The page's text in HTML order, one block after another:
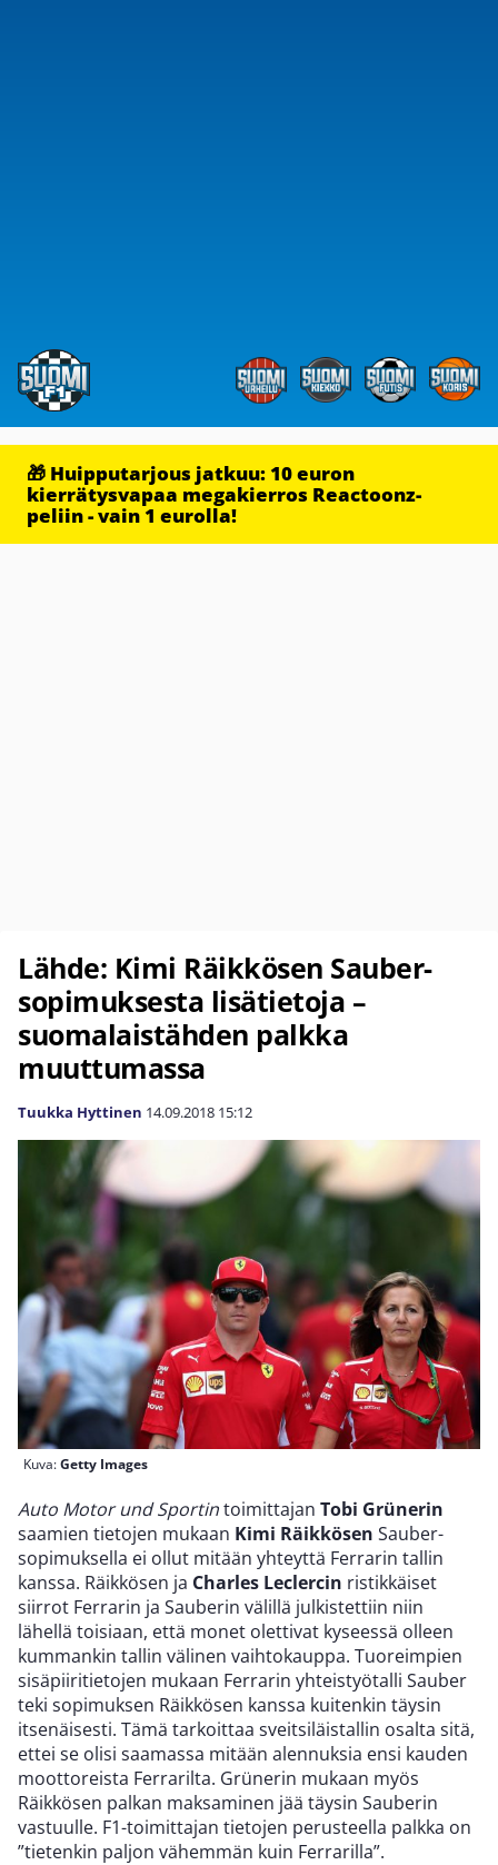
🎁 Huipputarjous jatkuu: 10 euron
kierrätysvapaa megakierros Reactoonz-
peliin - vain 1 eurolla!
Lähde: Kimi Räikkösen Sauber-
sopimuksesta lisätietoja –
suomalaistähden palkka
muuttumassa
Tuukka Hyttinen 14.09.2018 15:12
Kuva:Getty Images
Auto Motor und Sportintoimittajan Tobi Grünerin
saamien tietojen mukaan Kimi Räikkösen Sauber-
sopimuksella ei ollut mitään yhteyttä Ferrarin tallin
kanssa. Räikkösen ja Charles Leclercin ristikkäiset
siirrot Ferrarin ja Sauberin välillä julkistettiin niin
lähellä toisiaan, että monet olettivat kyseessä olleen
kummankin tallin välinen vaihtokauppa. Tuoreimpien
sisäpiiritietojen mukaan Ferrarin yhteistyötalli Sauber
teki sopimuksen Räikkösen kanssa kuitenkin täysin
itsenäisesti. Tämä tarkoittaa sveitsiläistallin osalta sitä,
ettei se olisi saamassa mitään alennuksia ensi kauden
moottoreista Ferrarilta. Grünerin mukaan myös
Räikkösen palkan maksaminen jää täysin Sauberin
vastuulle. F1-toimittajan tietojen perusteella palkka on
”tietenkin paljon vähemmän kuin Ferrarilla”.